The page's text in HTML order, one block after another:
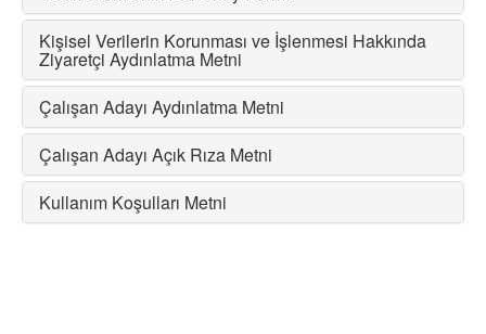
Kişisel Verilerin Korunması ve İşlenmesi Hakkında
Ziyaretçi Aydınlatma Metni
Çalışan Adayı Aydınlatma Metni
Çalışan Adayı Açık Rıza Metni
Kullanım Koşulları Metni